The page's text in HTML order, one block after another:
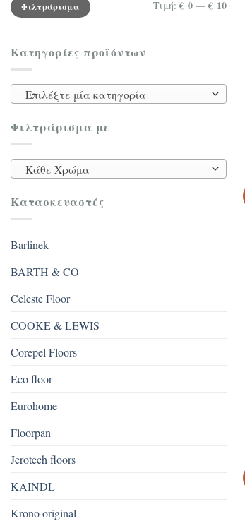
τιμή
τιμήΦιλτράρισμα Τιμή:€ 0 —€ 10
Κατηγορίες προϊόντων
Επιλέξτε μία κατηγορία
Φιλτράρισμα με
Κάθε Χρώμα
Κατασκευαστές
Barlinek
BARTH & CO
Celeste Floor
COOKE & LEWIS
Corepel Floors
Eco floor
Eurohome
Floorpan
Jerotech floors
KAINDL
Krono original